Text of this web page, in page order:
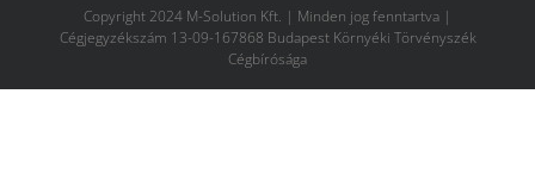
Copyright 2024 M-Solution Kft. | Minden jog fenntartva |
Cégjegyzékszám 13-09-167868 Budapest Környéki Törvényszék
Cégbírósága